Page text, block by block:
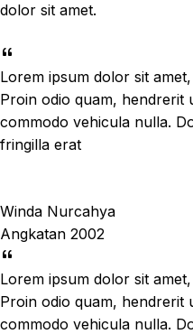
dolor sit amet.
Lorem ipsum dolor sit
Proin odio quam, hendrerit
commodo vehicula nulla.
fringilla erat
Winda Nurcahya
Angkatan 2002
Lorem ipsum dolor sit
Proin odio quam, hendrerit
commodo vehicula nulla.